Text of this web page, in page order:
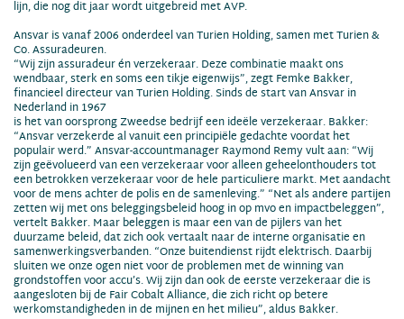
lijn, die nog dit jaar wordt uitgebreid met AVP.
Ansvar is vanaf 2006 onderdeel van Turien Holding, samen met Turien &
Co. Assuradeuren.
“Wij zijn assuradeur én verzekeraar. Deze combinatie maakt ons
wendbaar, sterk en soms een tikje eigenwijs”, zegt Femke Bakker,
financieel directeur van Turien Holding. Sinds de start van Ansvar in
Nederland in 1967
is het van oorsprong Zweedse bedrijf een ideële verzekeraar. Bakker:
“Ansvar verzekerde al vanuit een principiële gedachte voordat het
populair werd.” Ansvar-accountmanager Raymond Remy vult aan: “Wij
zijn geëvolueerd van een verzekeraar voor alleen geheelonthouders tot
een betrokken verzekeraar voor de hele particuliere markt. Met aandacht
voor de mens achter de polis en de samenleving.” “Net als andere partijen
zetten wij met ons beleggingsbeleid hoog in op mvo en impactbeleggen”,
vertelt Bakker. Maar beleggen is maar een van de pijlers van het
duurzame beleid, dat zich ook vertaalt naar de interne organisatie en
samenwerkingsverbanden. “Onze buitendienst rijdt elektrisch. Daarbij
sluiten we onze ogen niet voor de problemen met de winning van
grondstoffen voor accu’s. Wij zijn dan ook de eerste verzekeraar die is
aangesloten bij de Fair Cobalt Alliance, die zich richt op betere
werkomstandigheden in de mijnen en het milieu”, aldus Bakker.